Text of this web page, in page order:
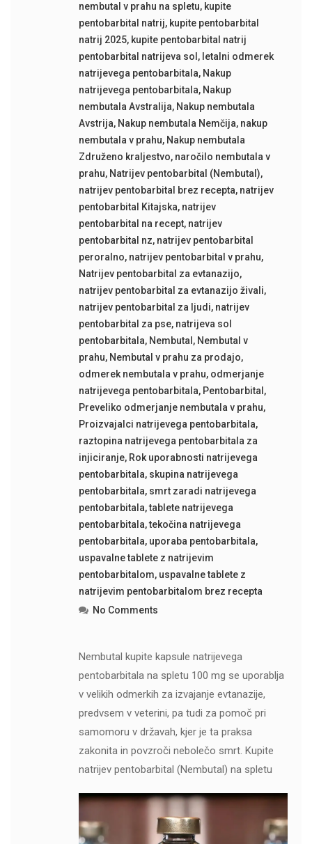
nembutal v prahu na spletu, kupite
pentobarbital natrij, kupite pentobarbital
natrij 2025, kupite pentobarbital natrij
pentobarbital natrijeva sol , letalni odmerek
natrijevega pentobarbitala, Nakup
natrijevega pentobarbitala, Nakup
nembutala Avstralija, Nakup nembutala
Avstrija, Nakup nembutala Nemčija, nakup
nembutala v prahu, Nakup nembutala
Združeno kraljestvo, naročilo nembutala v
prahu, Natrijev pentobarbital (Nembutal),
natrijev pentobarbital brez recepta, natrijev
pentobarbital Kitajska, natrijev
pentobarbital na recept, natrijev
pentobarbital nz, natrijev pentobarbital
peroralno, natrijev pentobarbital v prahu,
Natrijev pentobarbital za evtanazijo,
natrijev pentobarbital za evtanazijo živali,
natrijev pentobarbital za ljudi, natrijev
pentobarbital za pse, natrijeva sol
pentobarbitala, Nembutal , Nembutal v
prahu, Nembutal v prahu za prodajo,
odmerek nembutala v prahu, odmerjanje
natrijevega pentobarbitala, Pentobarbital ,
Preveliko odmerjanje nembutala v prahu,
Proizvajalci natrijevega pentobarbitala,
raztopina natrijevega pentobarbitala za
injiciranje, Rok uporabnosti natrijevega
pentobarbitala, skupina natrijevega
pentobarbitala, smrt zaradi natrijevega
pentobarbitala,tablete natrijevega
pentobarbitala,tekočina natrijevega
pentobarbitala, uporaba pentobarbitala,
uspavalne tablete z natrijevim
pentobarbitalom, uspavalne tablete z
natrijevim pentobarbitalom brez recepta
No Comments
Nembutal kupite kapsule natrijevega
pentobarbitala na spletu 100 mg se uporablja
v velikih odmerkih za izvajanje evtanazije,
predvsem v veterini, pa tudi za pomoč pri
samomoru v državah, kjer je ta praksa
zakonita in povzroči nebolečo smrt. Kupite
natrijev pentobarbital (Nembutal) na spletu